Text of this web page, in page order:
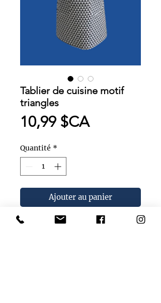
Tablier de cuisine motif
triangles
10,99 $CAPrix
Quantité *
Ajouter au panier
Tablier de cuisine avec